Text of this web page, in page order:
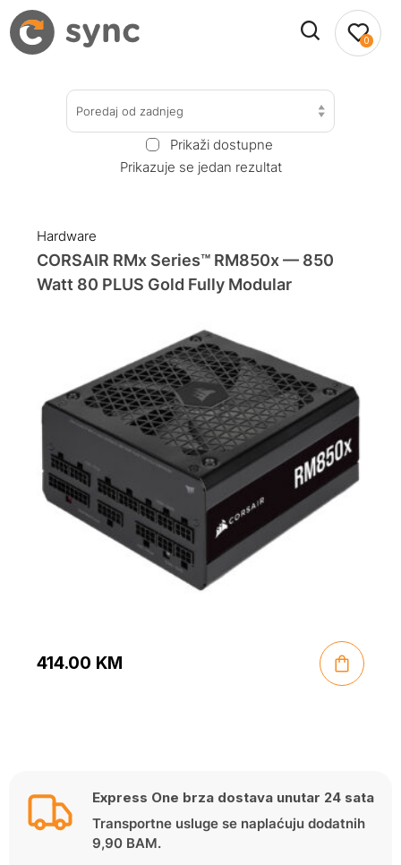
0
Poredaj od zadnjeg
Prikaži dostupne
Prikazuje se jedan rezultat
Hardware
CORSAIR RMx Series™ RM850x — 850
Watt 80 PLUS Gold Fully Modular
414.00 KM
Express One brza dostava unutar 24 sata
Transportne usluge se naplaćuju dodatnih
9,90 BAM.